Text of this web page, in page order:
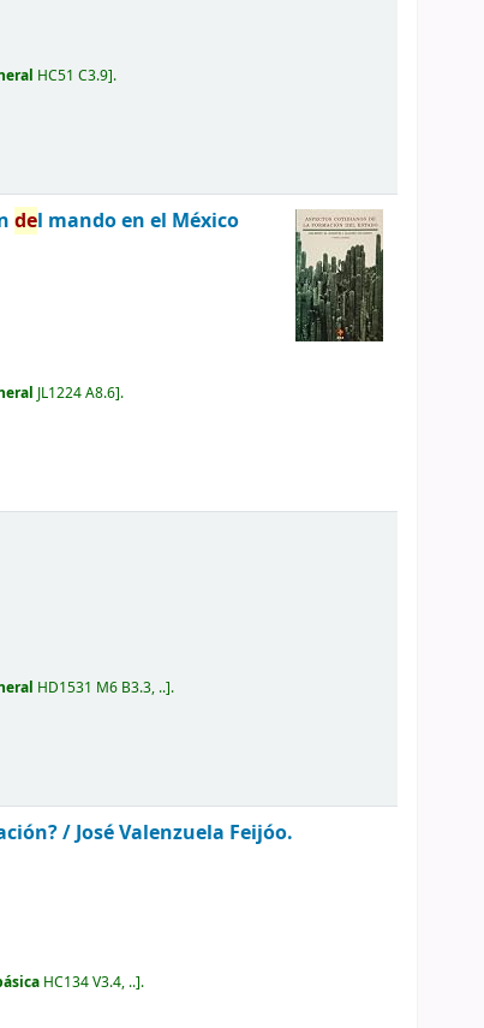
HC51 C3.9 .
del mando en el México
JL1224 A8.6 .
HD1531 M6 B3.3, .. .
/José Valenzuela Feijóo.
HC134 V3.4, .. .